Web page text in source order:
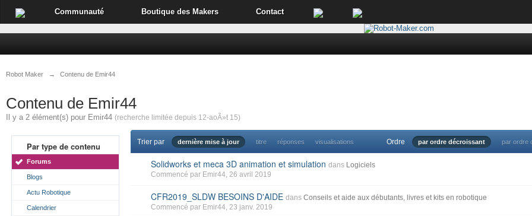
Communauté Boutique des Makers Contact
Robot Maker → Contenu de Emir44
Contenu de Emir44
Il y a 2 élément(s) pour Emir44 (recherche limitée depuis 12-aoÃ»t 15)
Par type de contenu
Forums
Blogs
Actu Robotique
Calendrier
Trier par dernière mise à jour titre réponses visualisations Ordre par ordre décroissant par ordre
Solidworks et meca 3D animation et simulation dans Logiciels
Commencé par Emir44, 26 avril 2019
CFR2019_SLDW BESOINS D'AIDE dans Conseils et aide aux débutants, livres et kits en robotique
Commencé par Emir44, 23 janv. 2019